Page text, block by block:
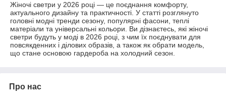
Жіночі светри у 2026 році — це поєднання комфорту,
актуального дизайну та практичності. У статті розглянуто
головні модні тренди сезону, популярні фасони, теплі
матеріали та універсальні кольори. Ви дізнаєтесь, які жіночі
светри будуть у моді в 2026 році, з чим їх поєднувати для
повсякденних і ділових образів, а також як обрати модель,
що стане основою гардероба на холодний сезон.
Про нас